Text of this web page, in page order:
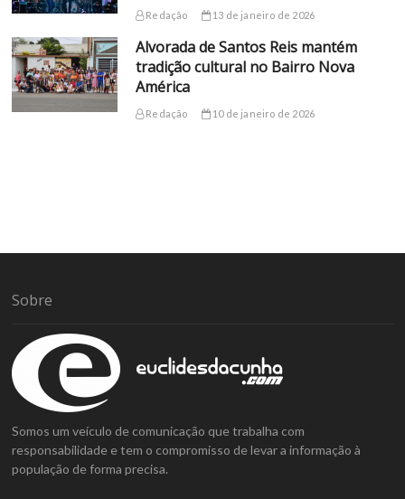
Redação 13 de janeiro de 2026
Alvorada de Santos Reis mantém
tradição cultural no Bairro Nova
América
Redação 10 de janeiro de 2026
Sobre
Somos um veículo de comunicação que trabalha com
responsabilidade e tem o compromisso de levar a informação à
população de forma precisa.